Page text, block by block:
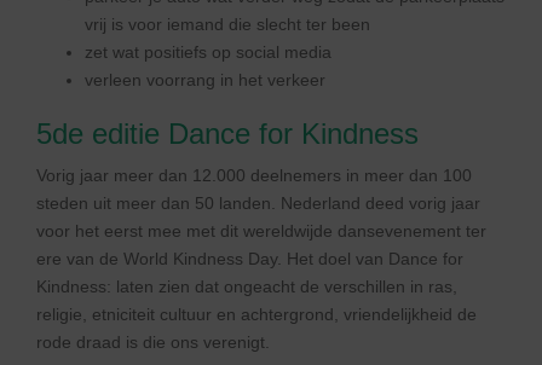
vrij is voor iemand die slecht ter been
zet wat positiefs op social media
verleen voorrang in het verkeer
5de editie Dance for Kindness
Vorig jaar meer dan 12.000 deelnemers in meer dan 100
steden uit meer dan 50 landen. Nederland deed vorig jaar
voor het eerst mee met dit wereldwijde dansevenement ter
ere van de World Kindness Day. Het doel van Dance for
Kindness: laten zien dat ongeacht de verschillen in ras,
religie, etniciteit cultuur en achtergrond, vriendelijkheid de
rode draad is die ons verenigt.